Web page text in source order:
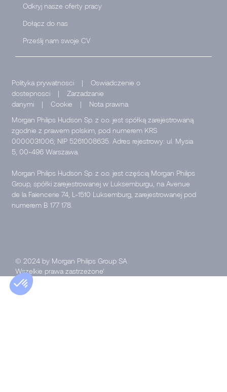
Odkryj nasze oferty pracy
Dołącz do nas
Prześlij nam swoje CV
Polityka prywatnosci |
Oswiadczenie o
dostepnosci
|
Zarzadzanie
danymi
| Cookie |
Nota prawna
Morgan Philips Hudson Sp. z o.o. jest spółką zarejestrowaną
zgodnie z prawem polskim, pod numerem KRS
0000031006; NIP 5261008635. Adres rejestrowy: ul. Mysia
5, 00-496 Warszawa.
Morgan Philips Hudson Sp. z o.o. jest częścią Morgan Philips
Group, spółki zarejestrowanej w Luksemburgu, na Avenue
de la Faïencerie 74, L-1510 Luksemburg, zarejestrowanej pod
numerem B 177 178.
© 2024 by Morgan Philips Group SA
Wszelkie prawa zastrzeżone’